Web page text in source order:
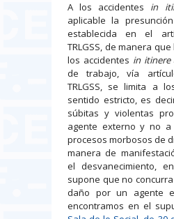
A los accidentes in
aplicable la
establecida en el
TRLGSS, de manera
los accidentes in itinere
de trabajo, vía
TRLGSS, se limita a
sentido estricto, es
súbitas y violentas
agente externo y no
procesos morbosos de
manera de
el desvanecimiento,
supone que no
daño por un agente
encontramos en el